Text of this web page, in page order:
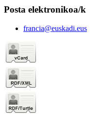
Posta elektronikoa/k
francia@euskadi.eus